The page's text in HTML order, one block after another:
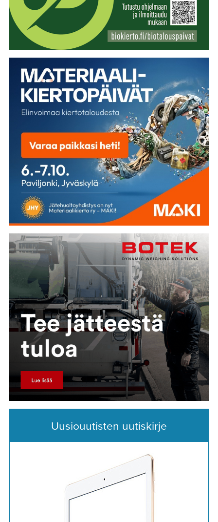
Uusiouutisten uutiskirje